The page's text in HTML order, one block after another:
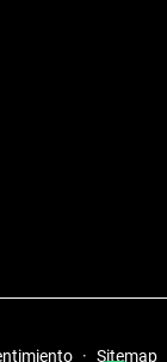
· Sitemap